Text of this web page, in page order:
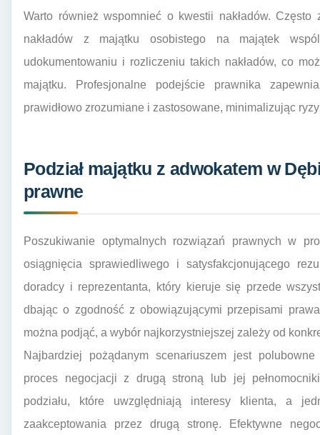
Warto również wspomnieć o kwestii nakładów. Często
nakładów z majątku osobistego na majątek
udokumentowaniu i rozliczeniu takich nakładów, co
majątku. Profesjonalne podejście prawnika
prawidłowo zrozumiane i zastosowane, minimalizując
Podział majątku z adwokatem w
prawne
Poszukiwanie optymalnych rozwiązań prawnych w
osiągnięcia sprawiedliwego i satysfakcjonującego
doradcy i reprezentanta, który kieruje się przede
dbając o zgodność z obowiązującymi przepisami
można podjąć, a wybór najkorzystniejszej zależy od
Najbardziej pożądanym scenariuszem jest
proces negocjacji z drugą stroną lub jej
podziału, które uwzględniają interesy klienta, a
zaakceptowania przez drugą stronę. Efektywne